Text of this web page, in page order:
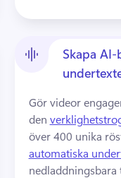
Skapa
Gör videor
den
över 400 unika
automatiska